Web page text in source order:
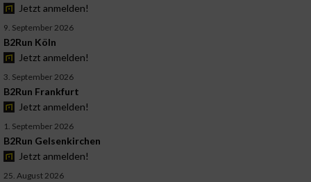
Jetzt anmelden!
9. September 2026
B2Run Köln
Jetzt anmelden!
3. September 2026
B2Run Frankfurt
Jetzt anmelden!
1. September 2026
B2Run Gelsenkirchen
Jetzt anmelden!
25. August 2026